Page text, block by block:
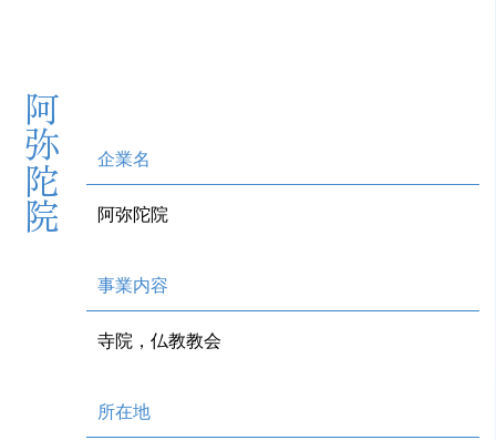
阿弥陀院 企業名
阿弥陀院
事業内容
寺院，仏教教会
所在地